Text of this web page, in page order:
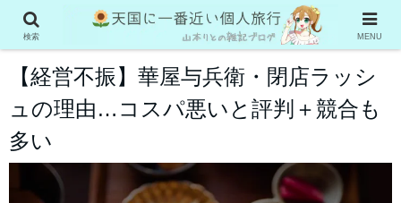
グルメ系
【経営不振】華屋与兵衛・閉店ラッシ
ュの理由…コスパ悪いと評判＋競合も
多い
検索 MENU